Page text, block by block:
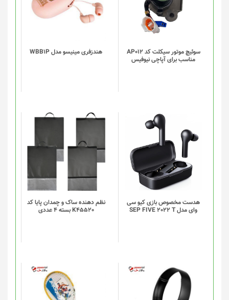
سوئیچ موتور سیکلت کد AP012
مناسب برای آپاچی نیوفیس
هندزفری مینیسو مدل WBB1P
هدست مخصوص بازی کیو سی
وای مدل SEP FIVE 2022 T
این
دارای
انواع
مختلفی
می
باشد.
گزینه
ها
محصول
انتخاب
شوند
نظم دهنده ساک و چمدان پایا کد
K45520 بسته 4 عددی
دارای
انواع
می
باشد.
گزینه
ها
محصول
انتخاب
شوند